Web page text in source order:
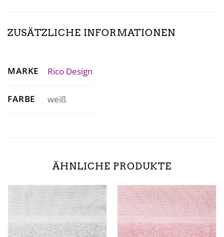
ZUSÄTZLICHE INFORMATIONEN
MARKE Rico Design
FARBE weiß
ÄHNLICHE PRODUKTE